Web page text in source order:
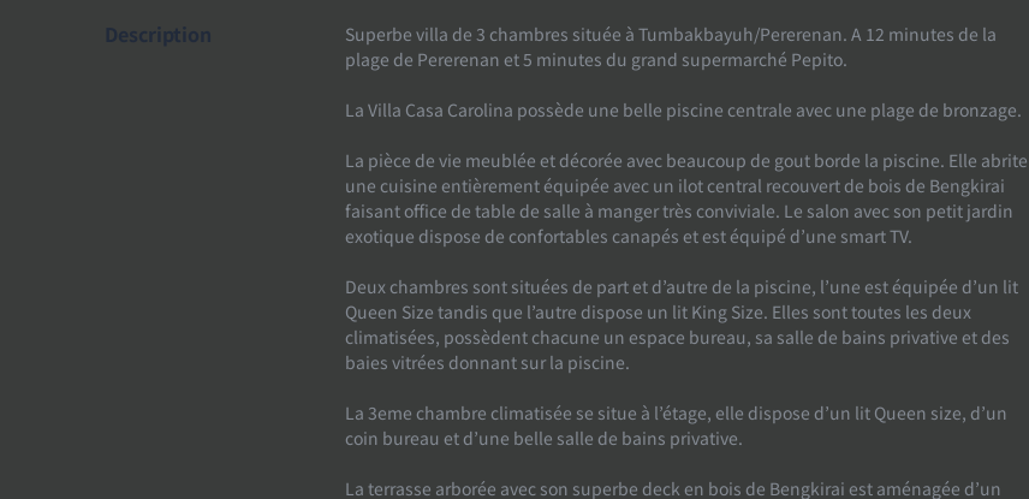
Description
Superbe villa de 3 chambres située à Tumbakbayuh/Pererenan. A 12 minutes de la
plage de Pererenan et 5 minutes du grand supermarché Pepito.
La Villa Casa Carolina possède une belle piscine centrale avec une plage de bronzage.
La pièce de vie meublée et décorée avec beaucoup de gout borde la piscine. Elle abrite
une cuisine entièrement équipée avec un ilot central recouvert de bois de Bengkirai
faisant office de table de salle à manger très conviviale. Le salon avec son petit jardin
exotique dispose de confortables canapés et est équipé d’une smart TV.
Deux chambres sont situées de part et d’autre de la piscine, l’une est équipée d’un lit
Queen Size tandis que l’autre dispose un lit King Size. Elles sont toutes les deux
climatisées, possèdent chacune un espace bureau, sa salle de bains privative et des
baies vitrées donnant sur la piscine.
La 3eme chambre climatisée se situe à l’étage, elle dispose d’un lit Queen size, d’un
coin bureau et d’une belle salle de bains privative.
La terrasse arborée avec son superbe deck en bois de Bengkirai est aménagée d’un